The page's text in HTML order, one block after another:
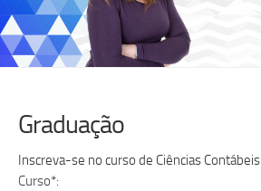
Graduação
Inscreva-se no curso de Ciências Contábeis
Curso*: